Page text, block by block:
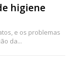
higiene
e os problemas
da...